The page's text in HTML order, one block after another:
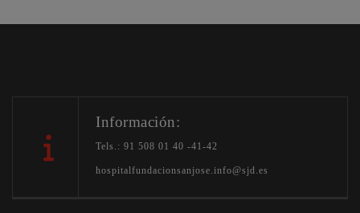
Información:
Tels.: 91 508 01 40 -41-42
hospitalfundacionsanjose.info@sjd.es